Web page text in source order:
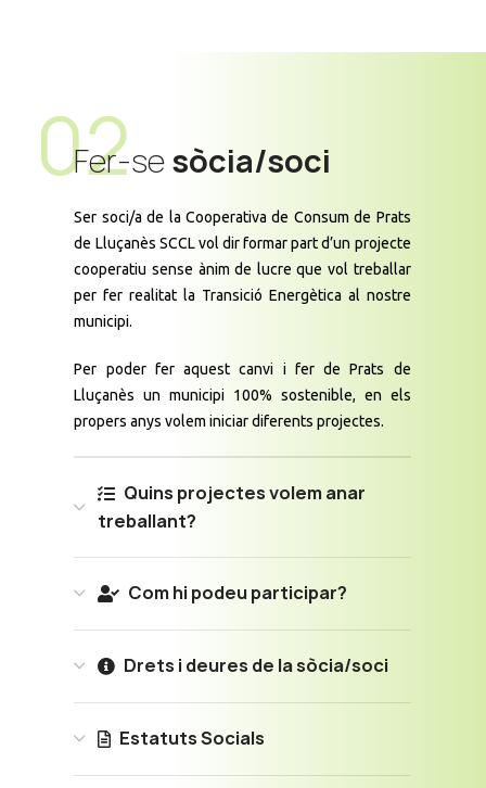
02
Fer-sesòcia/soci
Ser soci/a de la Cooperativa de Consum de Prats
de Lluçanès SCCL vol dir formar part d’un projecte
cooperatiu sense ànim de lucre que vol treballar
per fer realitat la Transició Energètica al nostre
municipi.
Per poder fer aquest canvi i fer de Prats de
Lluçanès un municipi 100% sostenible, en els
propers anys volem iniciar diferents projectes.
Quins projectes volem anar
treballant?
Com hi podeu participar?
Drets i deures de la sòcia/soci
Estatuts Socials